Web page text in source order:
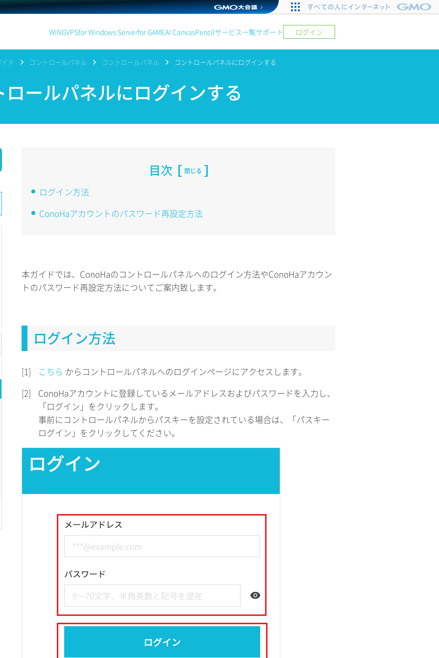
WINGVPSfor Windows Serverfor GAMEAI CanvasPencilサービス一覧サポート ログイン
ド コントロールパネル コントロールパネル コントロールパネルにログインする
ールパネルにログインする
目次 閉じる
ログイン方法
ConoHaアカウントのパスワード再設定方法
本ガイドでは、ConoHaのコントロールパネルへのログイン方法やConoHaアカウン
トのパスワード再設定方法についてご案内致します。
ログイン方法
[1] こちら からコントロールパネルへのログインページにアクセスします。
[2]
ConoHaアカウントに登録しているメールアドレスおよびパスワードを入力し、
「ログイン」をクリックします。
事前にコントロールパネルからパスキーを設定されている場合は、「パスキー
ログイン」をクリックしてください。